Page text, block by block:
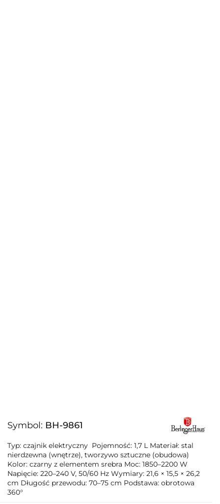
Symbol: BH-9861
Typ: czajnik elektryczny Pojemność: 1,7 L Materiał: stal
nierdzewna (wnętrze), tworzywo sztuczne (obudowa)
Kolor: czarny z elementem srebra Moc: 1850–2200 W
Napięcie: 220–240 V, 50/60 Hz Wymiary: 21,6 × 15,5 × 26,2
cm Długość przewodu: 70–75 cm Podstawa: obrotowa
360°